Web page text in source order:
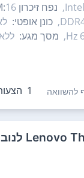
נפח זיכרון RAM: 16
כונן אופטי:
מסך מגע:
להשוואה 1